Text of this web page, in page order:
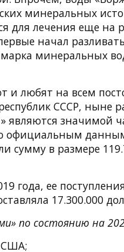
минеральных
для лечения еще
начал
минеральных
любят на всем
СССР, ныне
значимой
официальным
сумму в размере
года, ее
17.300.000
по состоянию на
США;